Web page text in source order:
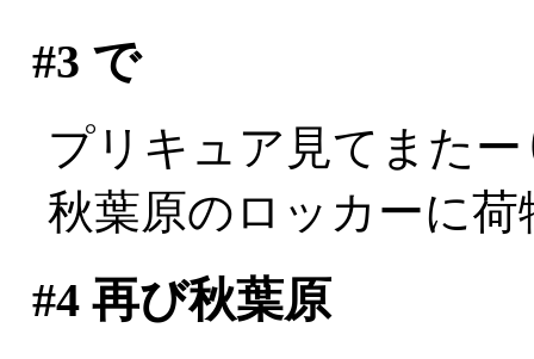
#3 で
プリキュア見てまた
秋葉原のロッカーに
#4再び秋葉原